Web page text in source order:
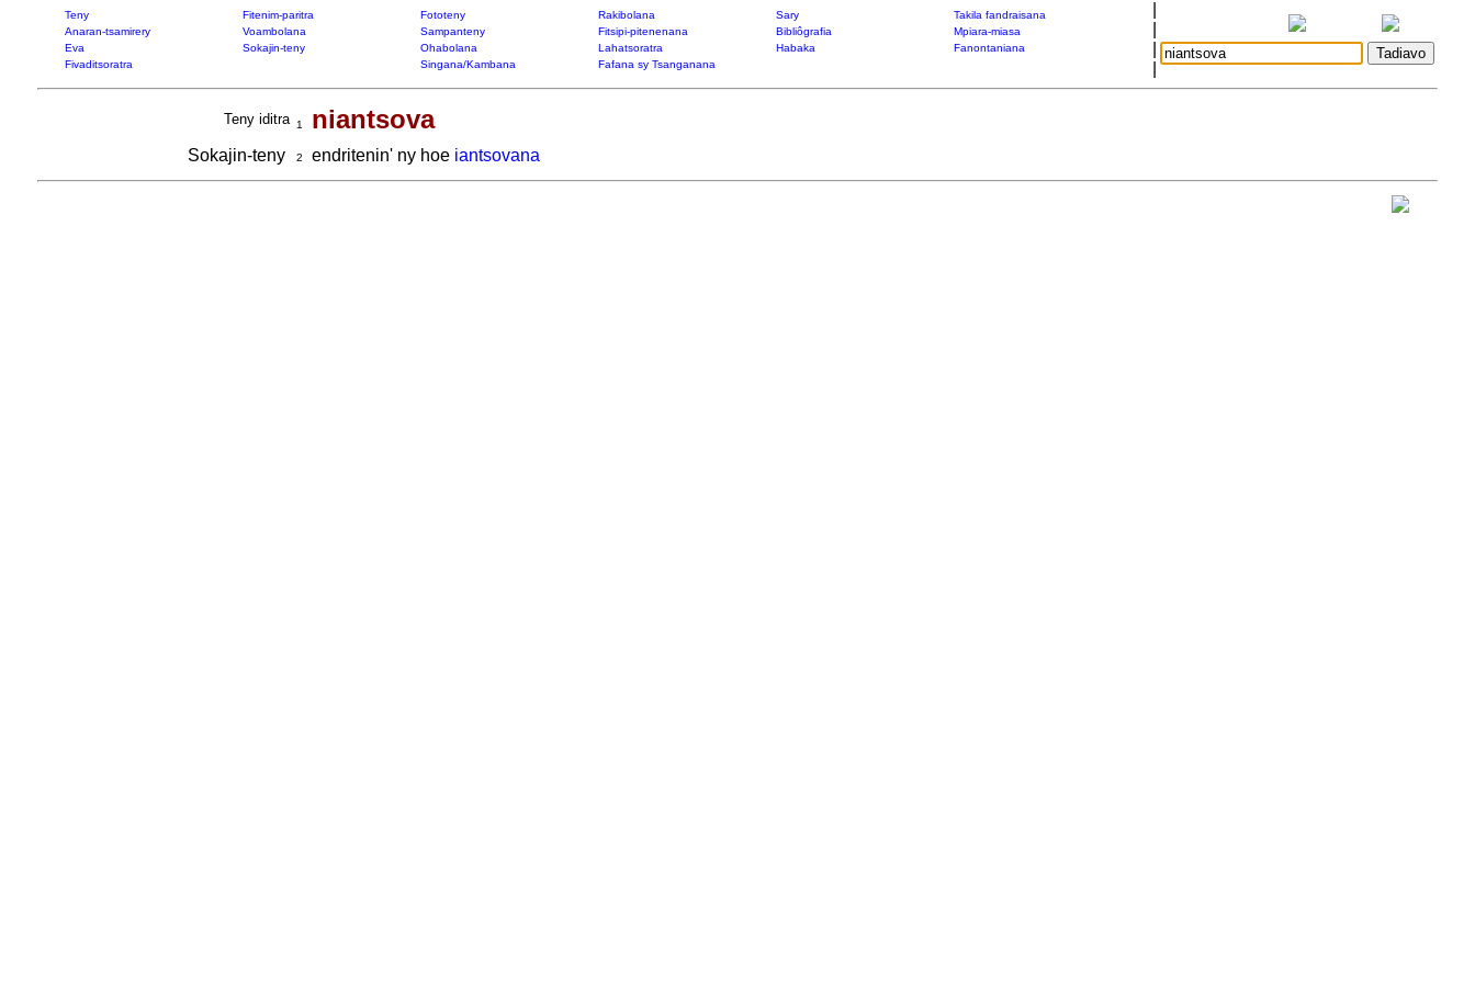
Teny Fitenim-paritra Fototeny Rakibolana Sary
Takila fandraisana
Anaran-tsamirery
Voambolana Sampanteny Fitsipi-pitenenana Bibliôgrafia
Mpiara-miasa
Eva
Sokajin-teny Ohabolana Lahatsoratra Habaka
Fanontaniana
Fivaditsoratra
Singana/Kambana Fafana sy Tsanganana
Teny iditra 1 niantsova
Sokajin-teny 2 endritenin' ny hoe iantsovana